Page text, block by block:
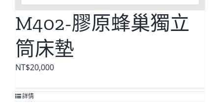
M402-膠原蜂巢獨立
筒床墊
NT$20,000
詳情